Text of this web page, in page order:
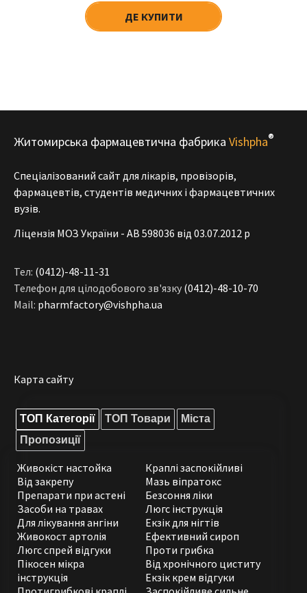
ДЕ КУПИТИ
Житомирська фармацевтична фабрика Vishpha®
Спеціалізований сайт для лікарів, провізорів,
фармацевтів, студентів медичних і фармацевтичних
вузів.
Ліцензія МОЗ України - АВ 598036 від 03.07.2012 р
Тел: (0412)-48-11-31
Телефон для цілодобового зв'язку (0412)-48-10-70
Mail: pharmfactory@vishpha.ua
Карта сайту
ТОП Категорії ТОП Товари
Міста
Пропозиції
Живокіст настойка
Від закрепу
Препарати при астені
Засоби на травах
Для лікування ангіни
Живокост артолія
Люгс спрей відгуки
Краплі заспокійливі
Мазь віпратокс
Безсоння ліки
Люгс інструкція
Екзік для нігтів
Ефективний сироп
Проти грибка
Пікосен мікра
інструкція
Від хронічного циститу
Екзік крем відгуки